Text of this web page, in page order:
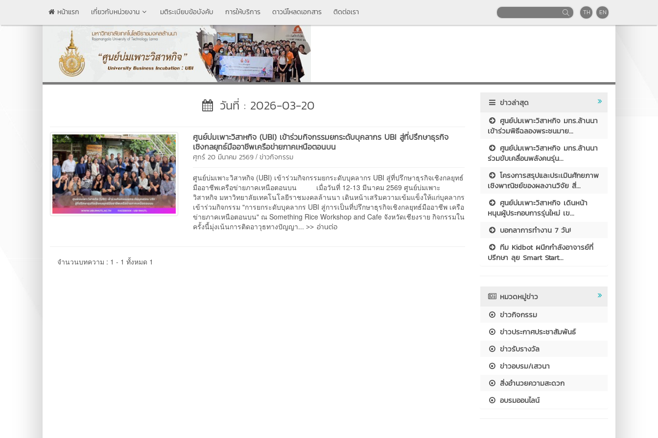
หน้าแรก เกี่ยวกับหน่วยงาน มติระเบียบข้อบังคับ การให้บริการ ดาวน์โหลดเอกสาร ติดต่อเรา TH EN
วันที่ : 2026-03-20
ศูนย์บ่มเพาะวิสาหกิจ (UBI) เข้าร่วมกิจกรรมยกระดับบุคลากร UBI สู่ที่ปรึกษาธุรกิจ
เชิงกลยุทธ์มืออาชีพเครือข่ายภาคเหนือตอนบน
ศุกร์ 20 มีนาคม 2569 /ข่าวกิจกรรม
ศูนย์บ่มเพาะวิสาหกิจ (UBI) เข้าร่วมกิจกรรมยกระดับบุคลากร UBI สู่ที่ปรึกษาธุรกิจเชิงกลยุทธ์
มืออาชีพเครือข่ายภาคเหนือตอนบน เมื่อวันที่ 12-13 มีนาคม 2569 ศูนย์บ่มเพาะ
วิสาหกิจ มหาวิทยาลัยเทคโนโลยีราชมงคลล้านนา เดินหน้าเสริมความเข้มแข็งให้แก่บุคลากร
เข้าร่วมกิจกรรม "การยกระดับบุคลากร UBI สู่การเป็นที่ปรึกษาธุรกิจเชิงกลยุทธ์มืออาชีพ เครือ
ข่ายภาคเหนือตอนบน" ณ Something Rice Workshop and Cafe จังหวัดเชียงราย กิจกรรมใน
ครั้งนี้มุ่งเน้นการติดอาวุธทางปัญญา...>> อ่านต่อ
จำนวนบทความ : 1 - 1 ทั้งหมด 1
ข่าวล่าสุด
ศูนย์บ่มเพาะวิสาหกิจ มทร.ล้านนา
เข้าร่วมพิธีฉลองพระชนมาย...
ศูนย์บ่มเพาะวิสาหกิจ มทร.ล้านนา
ร่วมขับเคลื่อนพลังคนรุ่น...
โครงการสรุปและประเมินศักยภาพ
เชิงพาณิชย์ของผลงานวิจัย สิ่...
ศูนย์บ่มเพาะวิสาหกิจ เดินหน้า
หนุนผู้ประกอบการรุ่นใหม่ เข...
บอกลาการทำงาน 7 วัน!
ทีม Kidbot ผนึกกำลังอาจารย์ที่
ปรึกษา ลุย Smart Start...
หมวดหมู่ข่าว
ข่าวกิจกรรม
ข่าวประกาศประชาสัมพันธ์
ข่าวรับรางวัล
ข่าวอบรม/เสวนา
สิ่งอำนวยความสะดวก
อบรมออนไลน์